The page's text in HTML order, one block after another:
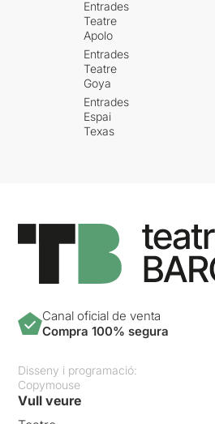
Entrades
Teatre
Apolo
Entrades
Teatre
Goya
Entrades
Espai
Texas
Canal oficial de venta
Compra 100% segura
Disseny i programació:
Copymouse
Vull veure